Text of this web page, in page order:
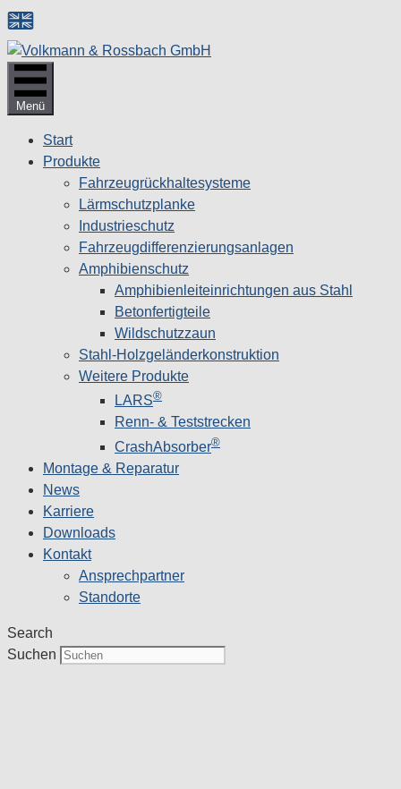
Zum
Inhalt
springen
Menü
Start
Produkte
Fahrzeugrückhaltesysteme
Lärmschutzplanke
Industrieschutz
Fahrzeug­differenzierungsanlagen
Amphibienschutz
Amphibienleiteinrichtungen aus Stahl
Betonfertigteile
Wildschutzzaun
Stahl-Holzgeländerkonstruktion
Weitere Produkte
LARS®
Renn- & Teststrecken
CrashAbsorber®
Montage & Reparatur
News
Karriere
Downloads
Kontakt
Ansprechpartner
Standorte
Search
Suchen